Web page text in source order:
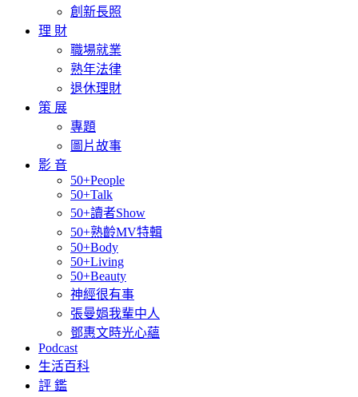
創新長照
理 財
職場就業
熟年法律
退休理財
策 展
專題
圖片故事
影 音
50+People
50+Talk
50+讀者Show
50+熟齡MV特輯
50+Body
50+Living
50+Beauty
神經很有事
張曼娟我輩中人
鄧惠文時光心蘊
Podcast
生活百科
評 鑑